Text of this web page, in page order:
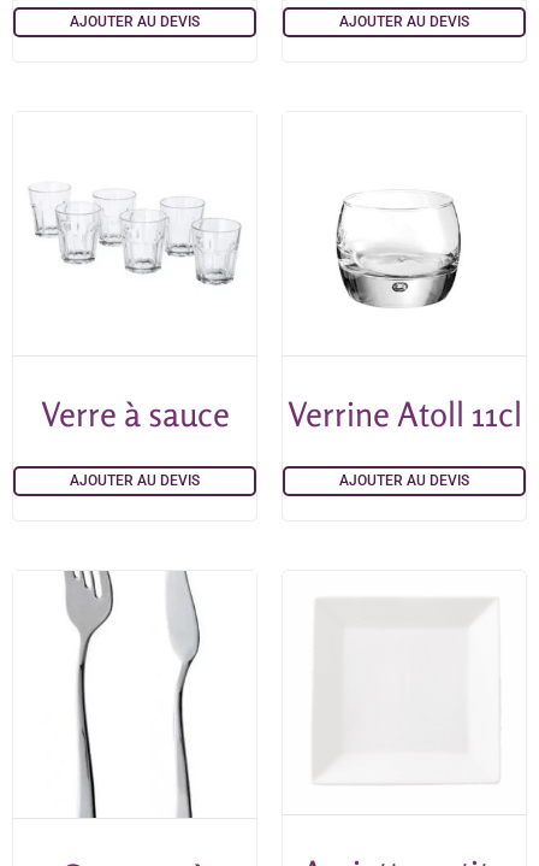
AJOUTER AU DEVIS AJOUTER AU DEVIS
Verre à sauce
AJOUTER AU DEVIS
Verrine Atoll 11cl
AJOUTER AU DEVIS